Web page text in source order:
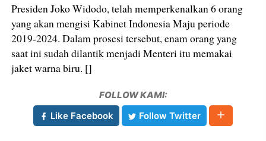
Presiden Joko Widodo, telah memperkenalkan 6 orang
yang akan mengisi Kabinet Indonesia Maju periode
2019-2024. Dalam prosesi tersebut, enam orang yang
saat ini sudah dilantik menjadi Menteri itu memakai
jaket warna biru. []
FOLLOW KAMI:
Like Facebook
Follow Twitter